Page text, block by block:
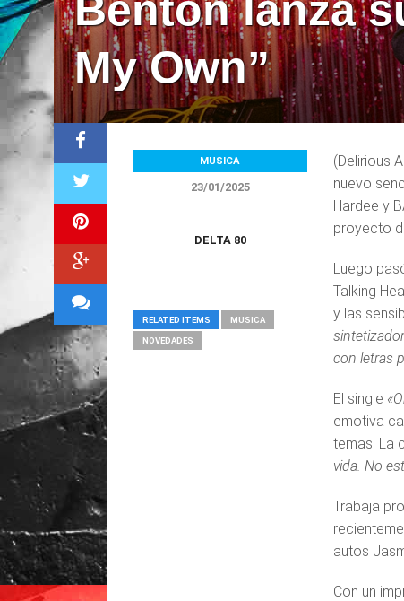
My Own”
(Delirious
nuevo
Hardee y
proyecto
Luego
Talking
y las
con letras
El single
emotiva
temas. La
vida. No
Trabaja
autos
Con un
MUSICA
23/01/2025
DELTA 80
RELATED ITEMS MUSICA
NOVEDADES